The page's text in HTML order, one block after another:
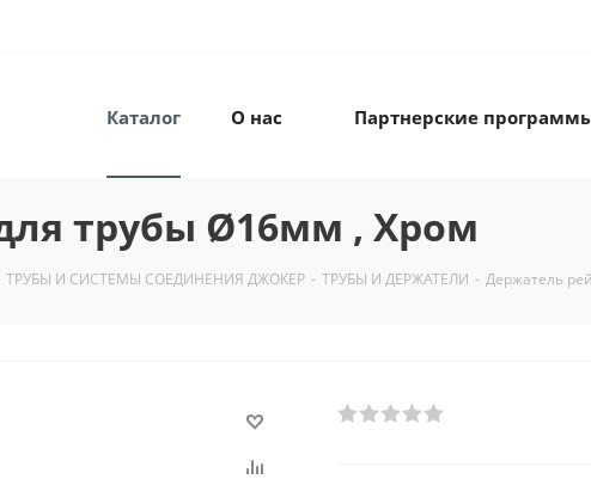
Каталог О нас Партнерские
трубы Ø16мм , Хром
ТРУБЫ И СИСТЕМЫ СОЕДИНЕНИЯ ДЖОКЕР - ТРУБЫ И ДЕРЖАТЕЛИ - Держатель